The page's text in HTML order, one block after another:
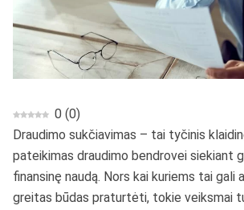
0 (0)
Draudimo sukčiavimas – tai tyčinis
pateikimas draudimo bendrovei siekiant
finansinę naudą. Nors kai kuriems tai gali
greitas būdas praturtėti, tokie veiksmai